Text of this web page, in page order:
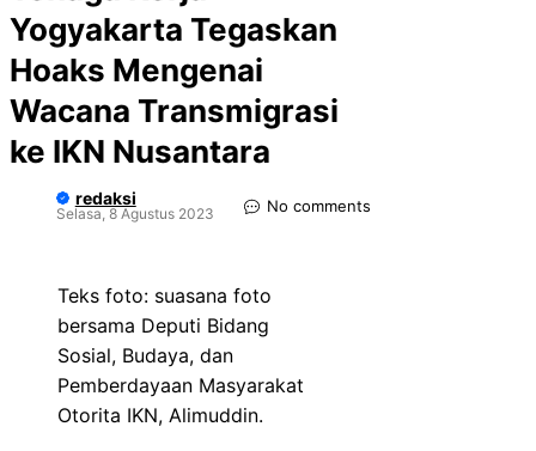
Yogyakarta Tegaskan
Hoaks Mengenai
Wacana Transmigrasi
ke IKN Nusantara
redaksi
Selasa, 8 Agustus 2023 No comments
Teks foto: suasana foto
bersama Deputi Bidang
Sosial, Budaya, dan
Pemberdayaan Masyarakat
Otorita IKN, Alimuddin.